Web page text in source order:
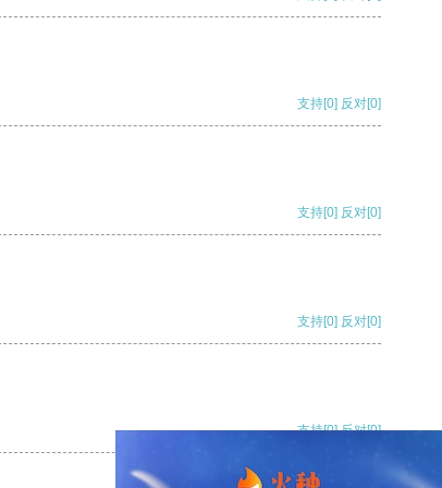
支持[0] 反对[0]
支持[0] 反对[0]
支持[0] 反对[0]
支持[0] 反对[0]